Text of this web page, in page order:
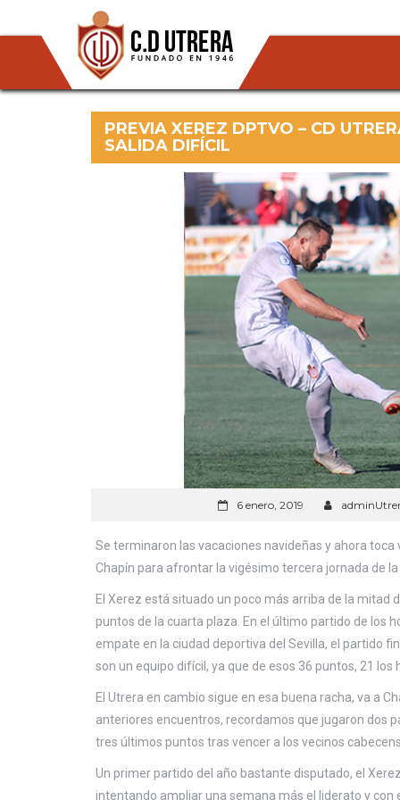
PREVIA XEREZ DPTVO – CD
SALIDA DIFÍCIL
6 enero, 2019
Se terminaron las vacaciones navideñas y ahora
Chapín para afrontar la vigésimo tercera jornada de la
El Xerez está situado un poco más arriba de la mitad
puntos de la cuarta plaza. En el último partido de los
empate en la ciudad deportiva del Sevilla, el partido
son un equipo difícil, ya que de esos 36 puntos, 21 los
El Utrera en cambio sigue en esa buena racha, va a
anteriores encuentros, recordamos que jugaron dos
tres últimos puntos tras vencer a los vecinos
Un primer partido del año bastante disputado, el
intentando ampliar una semana más el liderato y con